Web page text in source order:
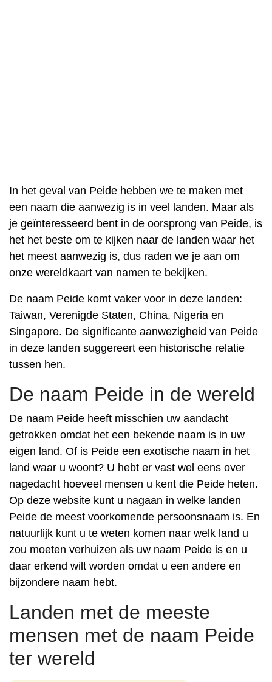
In het geval van Peide hebben we te maken met
een naam die aanwezig is in veel landen. Maar als
je geïnteresseerd bent in de oorsprong van Peide, is
het het beste om te kijken naar de landen waar het
het meest aanwezig is, dus raden we je aan om
onze wereldkaart van namen te bekijken.
De naam Peide komt vaker voor in deze landen:
Taiwan, Verenigde Staten, China, Nigeria en
Singapore. De significante aanwezigheid van Peide
in deze landen suggereert een historische relatie
tussen hen.
De naam Peide in de wereld
De naam Peide heeft misschien uw aandacht
getrokken omdat het een bekende naam is in uw
eigen land. Of is Peide een exotische naam in het
land waar u woont? U hebt er vast wel eens over
nagedacht hoeveel mensen u kent die Peide heten.
Op deze website kunt u nagaan in welke landen
Peide de meest voorkomende persoonsnaam is. En
natuurlijk kunt u te weten komen naar welk land u
zou moeten verhuizen als uw naam Peide is en u
daar erkend wilt worden omdat u een andere en
bijzondere naam hebt.
Landen met de meeste
mensen met de naam Peide
ter wereld